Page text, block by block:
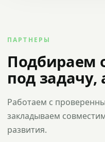
ПАРТНЕРЫ
Подбираем
под задачу,
Работаем с
закладываем
развития.